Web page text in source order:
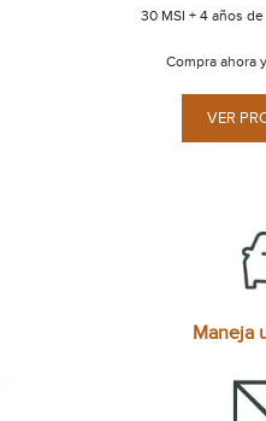
30 MSI + 4 años
Compra ahora
VER
Maneja